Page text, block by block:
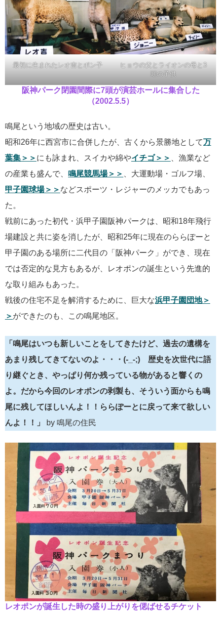
最初に生まれたレオ吉とポン子
ヒョウの父とライオンの母と3
頭の子供
阪神パーク閉園間際に7頭が演芸ホールに集合した
（2002.5.5）
鳴尾という地域の歴史は古い。
昭和26年に西宮市に合併したが、古くから景勝地として万
葉集＞＞ にも詠まれ、スイカや綿やイチゴ＞＞
、漁業など
の産業も盛んで、 鳴尾競馬場＞＞
、大運動場・ゴルフ場、
甲子園球場＞＞ などスポーツ・レジャーのメッカでもあっ
た。
戦前にあった初代・浜甲子園阪神パークは、昭和18年飛行
場建設と共に姿を消したが、昭和25年に現在のららぽーと
甲子園のある場所に二代目の「阪神パーク」ができ、現在
では否定的な見方もあるが、レオポンの誕生という先進的
な取り組みもあった。
戦後の住宅不足を解消するために、巨大な浜甲子園団地＞
＞ ができたのも、この鳴尾地区。
「鳴尾はいつも新しいことをしてきたけど、過去の遺構を
あまり残してきてないのよ・・・(-_-;) 歴史を次世代に語
り継ぐとき、やっぱり何か残っている物があると響くの
よ。だから今回のレオポンの剥製も、そういう面からも鳴
尾に残してほしいんよ！！ららぽーとに戻って来て欲しい
んよ！！」
by 鳴尾の住民
レオポンが誕生した時の盛り上がりを偲ばせるチケット